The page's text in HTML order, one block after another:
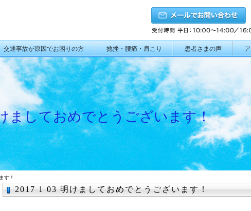
交通事故が原因でお困りの方 捻挫・腰痛・肩こり 患者さまの声
ましておめでとうございます！
す！
2017 1 03 明けましておめでとうございます！